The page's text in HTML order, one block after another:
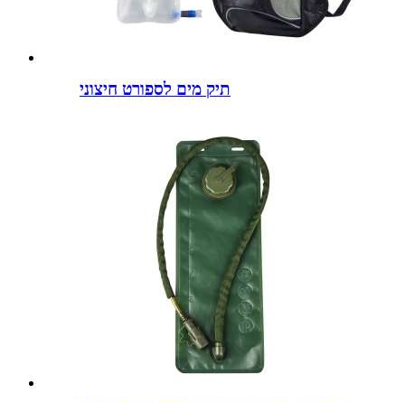
תיק מים לספורט חיצוני